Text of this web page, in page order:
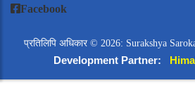
Facebook
प्रतिलिपि अधिकार © 2026: Surakshya
Development Partner: